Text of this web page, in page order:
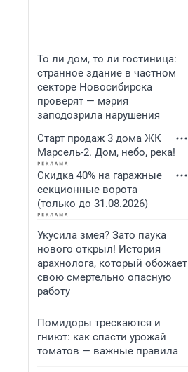
То ли дом, то ли гостиница:
странное здание в частном
секторе Новосибирска
проверят — мэрия
заподозрила нарушения
Старт продаж 3 дома ЖК
Марсель-2. Дом, небо, река!
Скидка 40% на гаражные
секционные ворота
(только до 31.08.2026)
Укусила змея? Зато паука
нового открыл! История
арахнолога, который обожает
свою смертельно опасную
работу
Помидоры трескаются и
гниют: как спасти урожай
томатов — важные правила